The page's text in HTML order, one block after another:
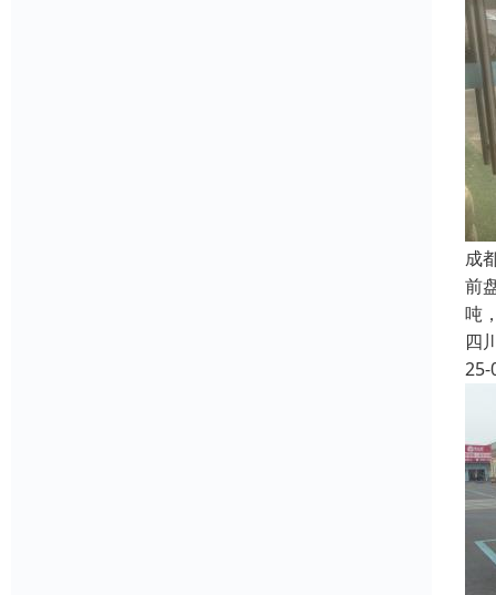
成
前
吨
四
25-